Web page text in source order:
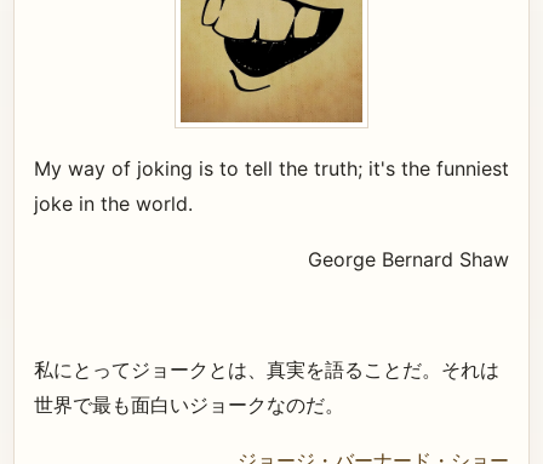
My way of joking is to tell the truth; it's the funniest
joke in the world.
George Bernard Shaw
私にとってジョークとは、真実を語ることだ。それは
世界で最も面白いジョークなのだ。